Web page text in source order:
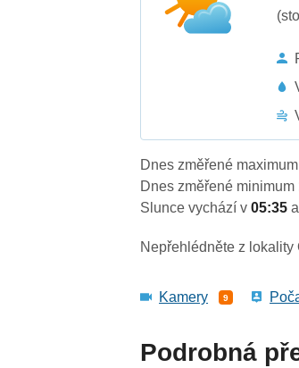
Dnes změřené
Dnes změřené minimum
Slunce vychází v05:35
Nepřehlédněte z lokality
Kamery 9
Podrobná